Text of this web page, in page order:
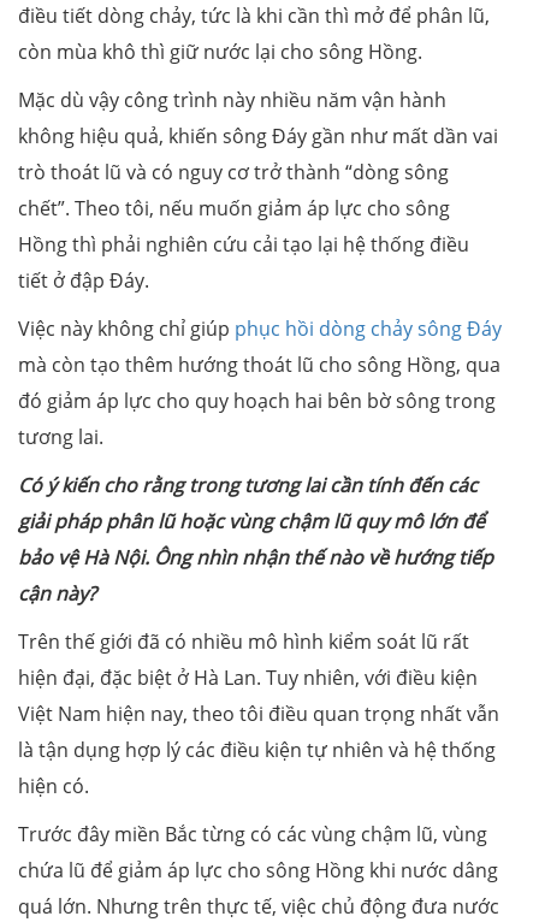
điều tiết dòng chảy, tức là khi cần thì mở để phân lũ,
còn mùa khô thì giữ nước lại cho sông Hồng.
Mặc dù vậy công trình này nhiều năm vận hành
không hiệu quả, khiến sông Đáy gần như mất dần vai
trò thoát lũ và có nguy cơ trở thành “dòng sông
chết”. Theo tôi, nếu muốn giảm áp lực cho sông
Hồng thì phải nghiên cứu cải tạo lại hệ thống điều
tiết ở đập Đáy.
Việc này không chỉ giúp phục hồi dòng chảy sông Đáy
mà còn tạo thêm hướng thoát lũ cho sông Hồng, qua
đó giảm áp lực cho quy hoạch hai bên bờ sông trong
tương lai.
Có ý kiến cho rằng trong tương lai cần tính đến các
giải pháp phân lũ hoặc vùng chậm lũ quy mô lớn để
bảo vệ Hà Nội. Ông nhìn nhận thế nào về hướng tiếp
cận này?
Trên thế giới đã có nhiều mô hình kiểm soát lũ rất
hiện đại, đặc biệt ở Hà Lan. Tuy nhiên, với điều kiện
Việt Nam hiện nay, theo tôi điều quan trọng nhất vẫn
là tận dụng hợp lý các điều kiện tự nhiên và hệ thống
hiện có.
Trước đây miền Bắc từng có các vùng chậm lũ, vùng
chứa lũ để giảm áp lực cho sông Hồng khi nước dâng
quá lớn. Nhưng trên thực tế, việc chủ động đưa nước